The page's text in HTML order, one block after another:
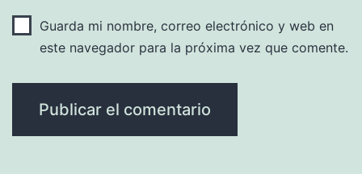
Guarda mi nombre, correo electrónico y web en
este navegador para la próxima vez que comente.